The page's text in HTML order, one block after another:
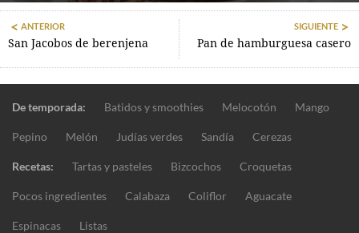
ANTERIOR
San Jacobos de berenjena
SIGUIENTE
Pan de hamburguesa casero
De temporada: Batidos y smoothies Melocotón Mango
Pepino Melón Judías verdes Sandía Cerezas
Recetas: Tartas y pasteles Bizcochos Croquetas
Pocos ingredientes Calabaza Coliflor Aguacate
Espinacas Listas